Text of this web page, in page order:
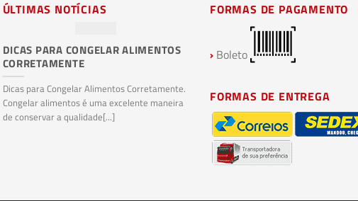
ÚLTIMAS NOTÍCIAS
DICAS PARA CONGELAR ALIMENTOS
CORRETAMENTE
Dicas para Congelar Alimentos Corretamente.
Congelar alimentos é uma excelente maneira
de conservar a qualidade[...]
PLÁSTICOS BIODEGRADÁVEIS E
COMPOSTAGEM: O FUTURO
PLÁSTICA
Plásticos Biodegradáveis e Compostagem.
Plásticos biodegradáveis são materiais
plásticos que se decompõem de maneira
natural[...]
FORMAS DE PAGAMENTO
› Boleto
FORMAS DE ENTREGA